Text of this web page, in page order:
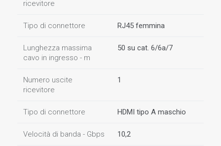
ricevitore
Tipo di connettore RJ45 femmina
Lunghezza massima
cavo in ingresso - m
50 su cat. 6/6a/7
Numero uscite
ricevitore
1
Tipo di connettore HDMI tipo A maschio
Velocità di banda - Gbps 10,2